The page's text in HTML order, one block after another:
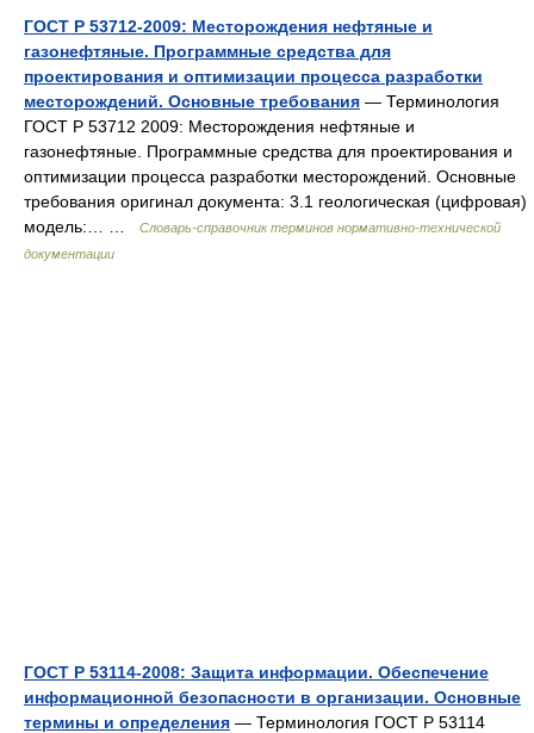
ГОСТ Р 53712-2009: Месторождения нефтяные и
газонефтяные. Программные средства для
проектирования и оптимизации процесса разработки
месторождений. Основные требования — Терминология
ГОСТ Р 53712 2009: Месторождения нефтяные и
газонефтяные. Программные средства для проектирования и
оптимизации процесса разработки месторождений. Основные
требования оригинал документа: 3.1 геологическая (цифровая)
модель:… …
Словарь-справочник терминов нормативно-технической
документации
ГОСТ Р 53114-2008: Защита информации. Обеспечение
информационной безопасности в организации. Основные
термины и определения — Терминология ГОСТ Р 53114